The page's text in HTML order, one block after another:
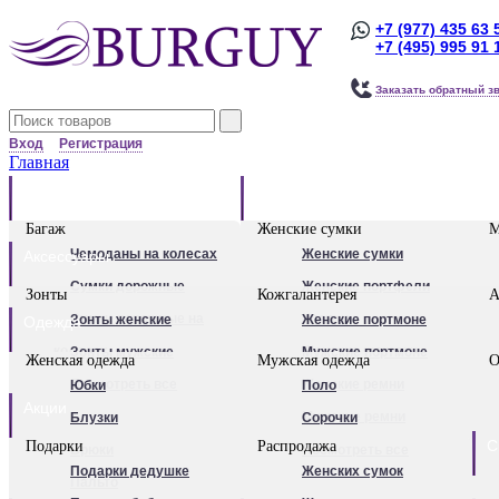
+7 (977) 435 63
+7 (495) 995 91
Заказать обратный
Вход Регистрация
Главная
Багаж
Чемоданы на колесах
Сумки дорожные
Сумки дорожные на
колесах.
Сумки - тележки
хозяйственные
Бьюти - кейсы
Кейс-пилоты
Женские сумки
Женские сумки
Женские портфели
Клатчи
Женские рюкзаки
Посмотреть все
Аксессуары
Зонты
Зонты женские
Зонты мужские
Посмотреть все
Кожгалантерея
Женские портмоне
Мужские портмоне
Женские ремни
Мужские ремни
Обложки для
автодокументов
Одежда
Женская одежда
Юбки
Блузки
Брюки
Пальто
Мужская одежда
Поло
Сорочки
Посмотреть все
Подарки
Подарки дедушке
Распродажа
Женских сумок